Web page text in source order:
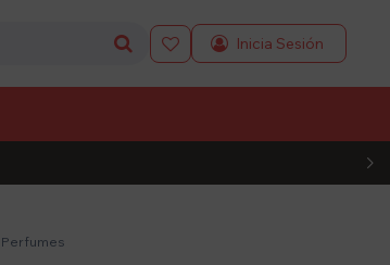

Perfumes